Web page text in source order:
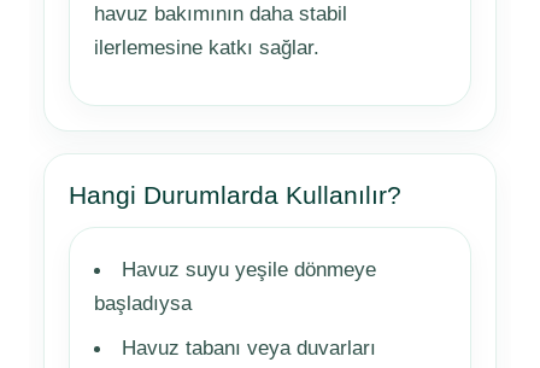
havuz bakımının daha stabil
ilerlemesine katkı sağlar.
Hangi Durumlarda Kullanılır?
Havuz suyu yeşile dönmeye
başladıysa
Havuz tabanı veya duvarları